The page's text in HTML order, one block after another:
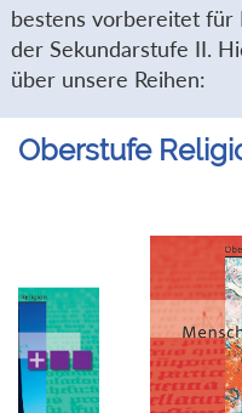
bestens vorbereitet für
der Sekundarstufe II.
über unsere Reihen:
Oberstufe